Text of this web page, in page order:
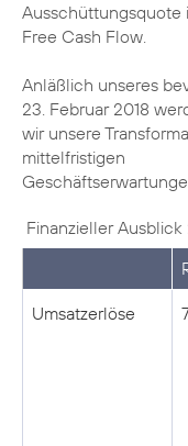
Ausschüttungsquote
Free Cash Flow.
Anläßlich unseres
23. Februar 2018
wir unsere
mittelfristigen
Finanzieller Ausblick
Umsatzerlöse